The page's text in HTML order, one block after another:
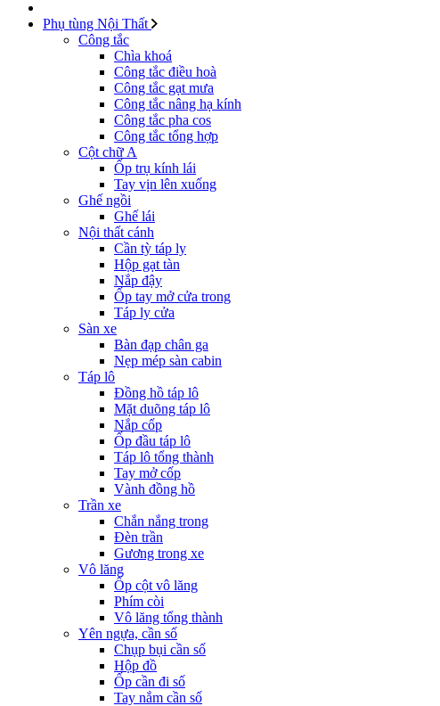
Phụ tùng Nội Thất
Công tắc
Chìa khoá
Công tắc điều hoà
Công tắc gạt mưa
Công tắc nâng hạ kính
Công tắc pha cos
Công tắc tổng hợp
Cột chữ A
Ốp trụ kính lái
Tay vịn lên xuống
Ghế ngồi
Ghế lái
Nội thất cánh
Cần tỳ táp ly
Hộp gạt tàn
Nắp đậy
Ốp tay mở cửa trong
Táp ly cửa
Sàn xe
Bàn đạp chân ga
Nẹp mép sàn cabin
Táp lô
Đồng hồ táp lô
Mặt duõng táp lô
Nắp cốp
Ốp đầu táp lô
Táp lô tổng thành
Tay mở cốp
Vành đồng hồ
Trần xe
Chắn nắng trong
Đèn trần
Gương trong xe
Vô lăng
Ốp cột vô lăng
Phím còi
Vô lăng tổng thành
Yên ngựa, cần số
Chụp bụi cần số
Hộp đồ
Ốp cần đi số
Tay nắm cần số